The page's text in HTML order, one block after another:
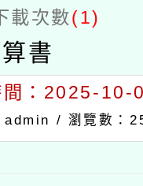
載次數(1)
書
間：2025-10-
admin / 瀏覽數：